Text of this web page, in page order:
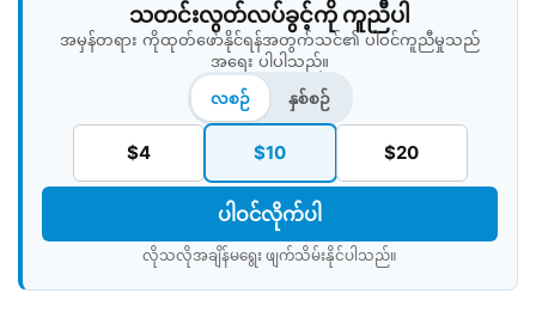
သတင်းလွတ်လပ်ခွင့်ကို ကူညီပါ
အမှန်တရား ကိုထုတ်ဖော်နိုင်ရန်အတွက်သင်၏ ပါဝင်ကူညီမှုသည်
အရေး ပါပါသည်။
လစဉ်
နှစ်စဉ်
$4 $10 $20
ပါဝင်လိုက်ပါ
လိုသလိုအချိန်မရွေး ဖျက်သိမ်းနိုင်ပါသည်။​